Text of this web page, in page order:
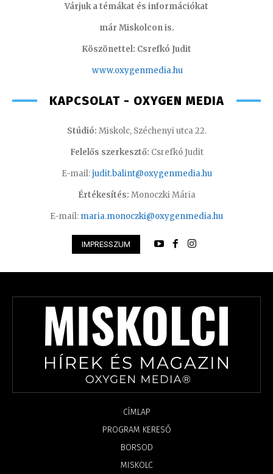
Várjuk a témákat és információkat
már Miskolcon is.
Köszönettel: Csrefkó Judit
www.oxygenmedia.hu
KAPCSOLAT - OXYGEN MEDIA
Stúdió: Miskolc, Széchenyi utca 22.
Felelős szerkesztő: Csrefkó Judit
E-mail:judit.balint@oxygenmedia.hu
Értékesítés: Monoczki Mária
E-mail: maria.monoczki@oxygenmedia.hu
IMPRESSZUM
CÍMLAP
PROGRAM KERESŐ
BORSOD
MISKOLC